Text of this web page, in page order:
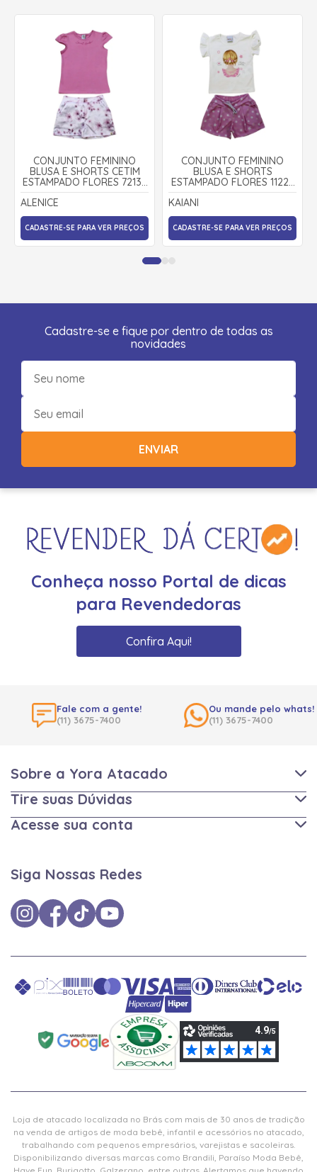
CONJUNTO FEMININO
BLUSA E SHORTS CETIM
ESTAMPADO FLORES 72132
- ALENICE
ALENICE
CADASTRE-SE PARA VER PREÇOS
CONJUNTO FEMININO
BLUSA E SHORTS
ESTAMPADO FLORES 11224
- KAIANI
KAIANI
CADASTRE-SE PARA VER PREÇOS
Cadastre-se e fique por dentro de todas as
novidades
ENVIAR
Conheça nosso Portal de dicas
para Revendedoras
Confira Aqui!
Fale com a gente!
(11) 3675-7400
Ou mande pelo whats!
(11) 3675-7400
Sobre a Yora Atacado
Tire suas Dúvidas
Acesse sua conta
Siga Nossas Redes
Loja de atacado localizada no Brás com mais de 30 anos de tradição
na venda de artigos de moda bebê, infantil e acessórios no atacado,
trabalhando com pequenos empresários, varejistas e sacoleiras.
Disponibilizando diversas marcas como Brandili, Paraíso Moda Bebê,